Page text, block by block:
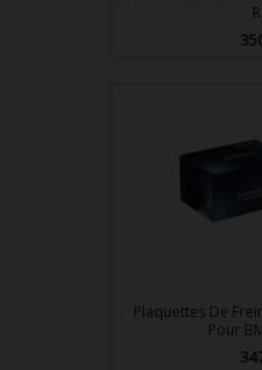
Plaquettes De
Pour